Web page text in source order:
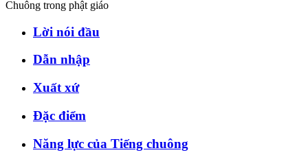
Chuông trong phật giáo
Lời nói đầu
Dẫn nhập
Xuất xứ
Đặc điểm
Năng lực của Tiếng chuông